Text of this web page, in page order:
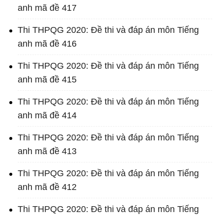
anh mã đề 417
Thi THPQG 2020: Đề thi và đáp án môn Tiếng
anh mã đề 416
Thi THPQG 2020: Đề thi và đáp án môn Tiếng
anh mã đề 415
Thi THPQG 2020: Đề thi và đáp án môn Tiếng
anh mã đề 414
Thi THPQG 2020: Đề thi và đáp án môn Tiếng
anh mã đề 413
Thi THPQG 2020: Đề thi và đáp án môn Tiếng
anh mã đề 412
Thi THPQG 2020: Đề thi và đáp án môn Tiếng